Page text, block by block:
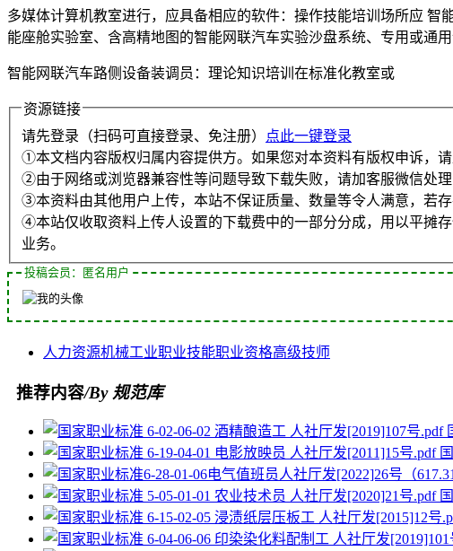
多媒体计算机教室进行，应具备相应的软件：操作技能培训场所应
能座舱实验室、含高精地图的智能网联汽车实验沙盘系统、专用或通
智能网联汽车路侧设备装调员：理论知识培训在标准化教室或
资源链接
请先登录（扫码可直接登录、免注册）
点此一键登录
①本文档内容版权归属内容提供方。如果您对本资料有版权申诉，
②由于网络或浏览器兼容性等问题导致下载失败，请加客服微信处理
③本资料由其他用户上传，本站不保证质量、数量等令人满意，若
④本站仅收取资料上传人设置的下载费中的一部分分成，用以平摊
业务。
投稿会员：匿名用户
人力资源机械工业职业技能职业资格高级技师
推荐内容/By 规范库